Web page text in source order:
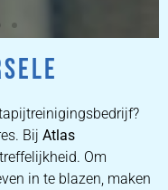
Bij Atlas
Om
in te blazen, maken